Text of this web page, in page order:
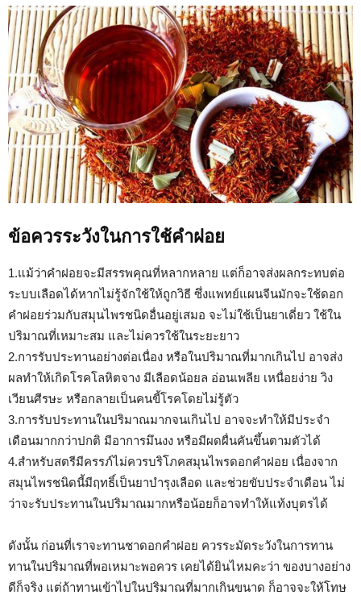
ข้อควรระวังในการใช้คำฝอย
1.แม้ว่าคำฝอยจะมีสรรพคุณที่หลากหลาย แต่ก็อาจส่งผลกระทบต่อ
ระบบเลือดได้หากไม่รู้จักใช้ให้ถูกวิธี ซึ่งแพทย์แผนจีนมักจะใช้ดอก
คำฝอยร่วมกับสมุนไพรชนิดอื่นอยู่เสมอ จะไม่ใช้เป็นยาเดี่ยว ใช้ใน
ปริมาณที่เหมาะสม และไม่ควรใช้ในระยะยาว
2.การรับประทานอย่างต่อเนื่อง หรือในปริมาณที่มากเกินไป อาจส่ง
ผลทำให้เกิดโรคโลหิตจาง มีเลือดน้อยล อ่อนเพลีย เหนื่อยง่าย วิง
เวียนศีรษะ หรือกลายเป็นคนขี้โรคโดยไม่รู้ตัว
3.การรับประทานในปริมาณมากจนเกินไป อาจจะทำให้มีประจำ
เดือนมากกว่าปกติ มีอาการมึนงง หรือมีผดผื่นคันขึ้นตามตัวได้
4.สำหรับสตรีมีครรภ์ไม่ควรบริโภคสมุนไพรดอกคำฝอย เนื่องจาก
สมุนไพรชนิดนี้มีฤทธิ์เป็นยาบำรุงเลือด และช่วยขับประจำเดือน ไม่
ว่าจะรับประทานในปริมาณมากหรือน้อยก็อาจทำให้แท้งบุตรได้
ดังนั้น ก่อนที่เราจะทานชาดอกคำฝอย ควรระมัดระวังในการทาน
ทานในปริมาณที่พอเหมาะพอควร เคยได้ยินไหมคะว่า ของบางอย่าง
ดีก็จริง แต่ถ้าทานเข้าไปในปริมาณที่มากเกินขนาด ก็อาจจะให้โทษ